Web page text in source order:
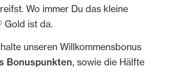
Wo immer Du das kleine
Gold ist da.
unseren Willkommensbonus
Bonuspunkten, sowie die Hälfte